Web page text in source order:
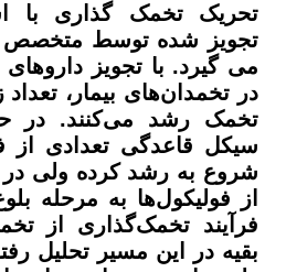
تحریک تخمک گذاری با
تجویز شده توسط متخصص
می گیرد. با تجویز
در تخمدان‌های بیمار،
تخمک رشد می‌کنند. در
سیکل قاعدگی تعدادی از
شروع به رشد کرده ولی
از فولیکول‌ها به مرحله
فرآیند تخمک‌گذاری از
بقیه در این مسیر تحلیل